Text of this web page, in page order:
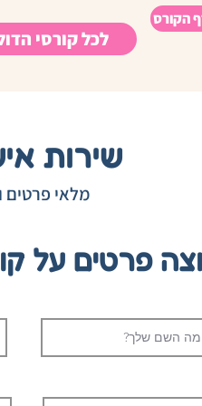
הקורס
לכל קורסי
שירות
מלאי פרטים
פרטים על